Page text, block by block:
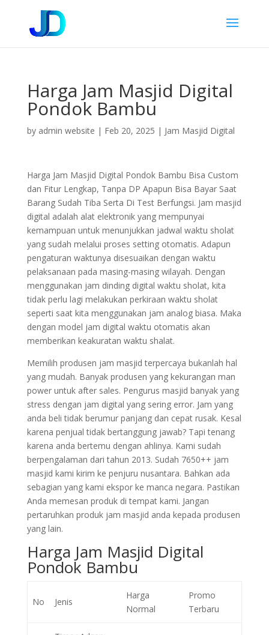
Harga Jam Masjid Digital
Pondok Bambu
by admin website | Feb 20, 2025 | Jam Masjid Digital
Harga Jam Masjid Digital Pondok Bambu Bisa Custom
dan Fitur Lengkap, Tanpa DP Apapun Bisa Bayar Saat
Barang Sudah Tiba Serta Di Test Berfungsi. Jam masjid
digital adalah alat elektronik yang mempunyai
kemampuan untuk menunjukkan jadwal waktu sholat
yang sudah melalui proses setting otomatis. Adapun
pengaturan waktunya disesuaikan dengan waktu
pelaksanaan pada masing-masing wilayah. Dengan
menggunakan jam dinding digital waktu sholat, kita
tidak perlu lagi melakukan perkiraan waktu sholat
seperti saat kita menggunakan jam analog biasa. Maka
dengan model jam digital waktu otomatis akan
memberikan keakuratan waktu shalat.
Memilih produsen jam masjid terpercaya bukanlah hal
yang mudah. Banyak produsen yang kekurangan man
power untuk after sales. Pengurus masjid banyak yang
stress dengan jam digital yang sering error. Jam yang
anda beli tidak berumur panjang dan cepat rusak. Kesal
karena penjual tidak bertanggung jawab? Tapi tenang
karena anda bertemu dengan ahlinya. Kami sudah
berpengalaman dari tahun 2013. Sudah 7650++ jam
masjid kami kirim ke penjuru nusantara. Bahkan ada
sebagian yang kami ekspor ke manca negara. Pastikan
Anda memesan produk di tempat kami. Jangan
pertaruhkan produk jam masjid anda kepada produsen
yang lain.
Harga Jam Masjid Digital
Pondok Bambu
No Jenis
Harga
Normal
Promo
Terbaru